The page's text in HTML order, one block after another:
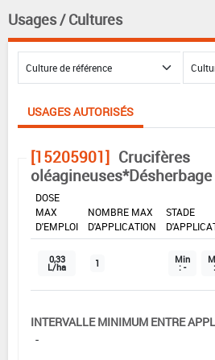
Usages / Cultures
USAGES AUTORISÉS
[15205901] Crucifères
oléagineuses*Désherbage
DOSE
MAX
D'EMPLOI
NOMBRE MAX
D'APPLICATION
STADE
0,33
L/ha 1 Min
: -
INTERVALLE MINIMUM ENTRE
-